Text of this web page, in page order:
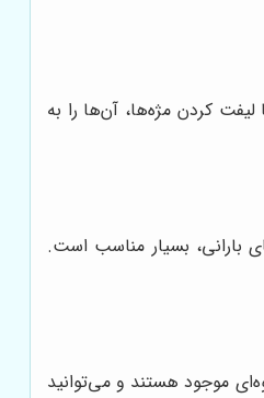
کردن مژه‌ها، آن‌ها را به
بارانی، بسیار مناسب است.
موجود هستند و می‌توانید